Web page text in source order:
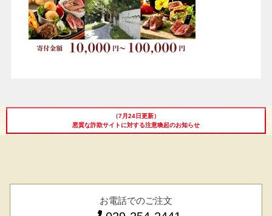
（7月24日更新）
悪質な詐欺サイトに対する注意喚起のお知らせ
お電話でのご注文